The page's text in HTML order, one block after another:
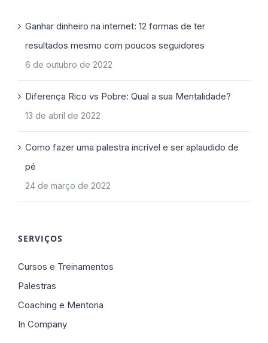
Ganhar dinheiro na internet: 12 formas de ter
resultados mesmo com poucos seguidores
6 de outubro de 2022
Diferença Rico vs Pobre: Qual a sua Mentalidade?
13 de abril de 2022
Como fazer uma palestra incrível e ser aplaudido de
pé
24 de março de 2022
SERVIÇOS
Cursos e Treinamentos
Palestras
Coaching e Mentoria
In Company